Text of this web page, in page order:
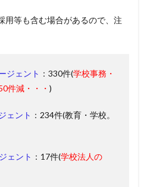
等も含む場合があるので、注
ジェント ：330件(学校事務・
件減・・・ )
ェント ：234件(教育・学校。
ェント ：17件(学校法人の